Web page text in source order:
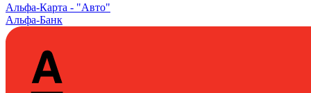
Альфа‑Карта - "Авто"
Альфа-Банк